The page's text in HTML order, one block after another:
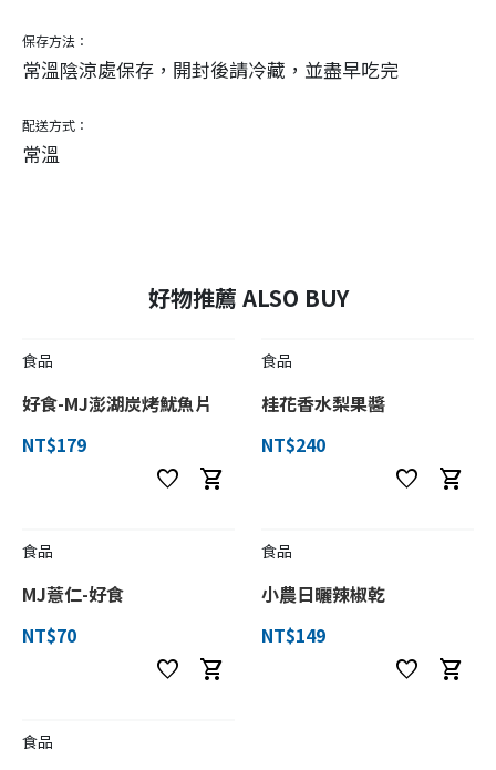
保存方法：
常溫陰涼處保存，開封後請冷藏，並盡早吃完
配送方式：
常溫
好物推薦 ALSO BUY
食品
好食-MJ澎湖炭烤魷魚片
NT$179
favorite shopping_cart
食品
桂花香水梨果醬
NT$240
favorite shopping_cart
食品
MJ薏仁-好食
NT$70
favorite shopping_cart
食品
小農日曬辣椒乾
NT$149
favorite shopping_cart
食品